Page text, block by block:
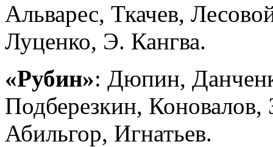
Альварес, Ткачев,
Луценко, Э. Кангва.
«Рубин»: Дюпин,
Подберезкин,
Абильгор, Игнатьев.